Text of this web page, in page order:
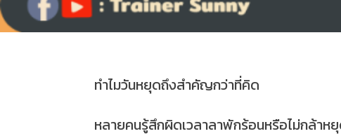
ทำไมวันหยุดถึงสำคัญกว่าที่คิด
หลายคนรู้สึกผิดเวลาลาพักร้อนหรือไม่กล้าห